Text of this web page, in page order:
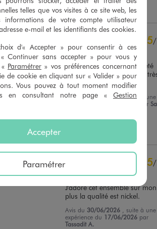
sur ce site
7
0
0
Utile (0) Signaler
5/
Avis vérifié et récompensé
Très jolie ensemble pour l’été
avec sa couleur clair. Taille
bien en 4 ans.
Avis du05/07/2026 , suite à une
par
5/
Avis vérifié et récompensé
J'adore cet ensemble sur
plus la qualité est nickel.
Avis du 30/06/2026
, suite à une
expérience du 17/06/2026 par
Tassadit A.
telles que vos visites à ce site web, les
informations de votre compte utilisateur
e-mail et les identifiants des cookies.
d'« Accepter » pour consentir à ces
Continuer sans accepter » pour vous y
Paramétrer » vos préférences concernant
de cookie en cliquant sur « Valider » pour
Vous pouvez à tout moment modifier
en consultant notre page « Gestion
Accepter
Paramétrer